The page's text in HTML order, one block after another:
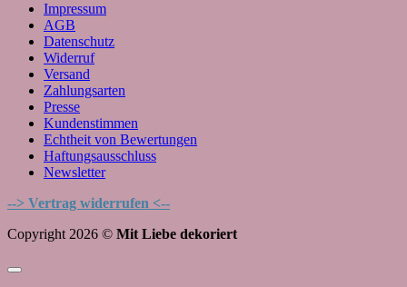
Impressum
AGB
Datenschutz
Widerruf
Versand
Zahlungsarten
Presse
Kundenstimmen
Echtheit von Bewertungen
Haftungsausschluss
Newsletter
--> Vertrag widerrufen <--
Copyright 2026 © Mit Liebe dekoriert